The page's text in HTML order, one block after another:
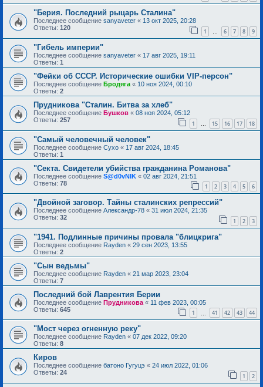
"Берия. Последний рыцарь Сталина"
Последнее сообщение sanyaveter « 13 окт 2025, 20:28
Ответы: 120 1 … 6 7 8 9
"Гибель империи"
Последнее сообщение sanyaveter « 17 авг 2025, 19:11
Ответы: 1
"Фейки об СССР. Исторические ошибки VIP-персон"
Последнее сообщение Бродяга « 10 ноя 2024, 00:10
Ответы: 2
Прудникова "Сталин. Битва за хлеб"
Последнее сообщение Бушков « 08 ноя 2024, 05:12
Ответы: 257 1 … 15 16 17 18
"Самый человечный человек"
Последнее сообщение Сухо « 17 авг 2024, 18:45
Ответы: 1
"Секта. Свидетели убийства гражданина Романова"
Последнее сообщение S@d0vNIK « 02 авг 2024, 21:51
Ответы: 78 1 2 3 4 5 6
"Двойной заговор. Тайны сталинских репрессий"
Последнее сообщение Александр-78 « 31 июл 2024, 21:35
Ответы: 32 1 2 3
"1941. Подлинные причины провала "блицкрига"
Последнее сообщение Rayden « 29 сен 2023, 13:55
Ответы: 2
"Сын ведьмы"
Последнее сообщение Rayden « 21 мар 2023, 23:04
Ответы: 7
Последний бой Лаврентия Берии
Последнее сообщение Прудникова « 11 фев 2023, 00:05
Ответы: 645 1 41 42 43 44
"Мост через огненную реку"
Последнее сообщение Rayden « 07 дек 2022, 09:20
Ответы: 8
Киров
Последнее сообщение батоно Гугуцэ « 24 июл 2022, 01:06
Ответы: 24 1 2